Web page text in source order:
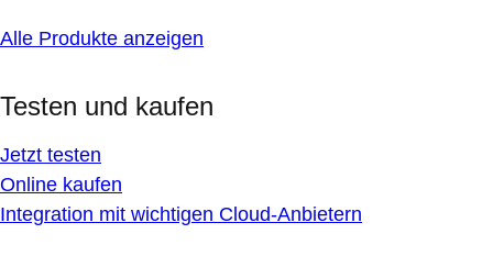
Alle Produkte anzeigen
Testen und kaufen
Jetzt testen
Online kaufen
Integration mit wichtigen Cloud-Anbietern